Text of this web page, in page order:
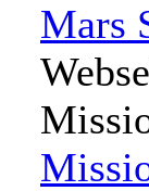
Mars